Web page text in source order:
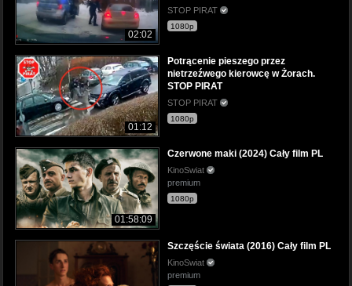
02:02
STOP PIRAT
1080p
01:12
Potrącenie pieszego przez
nietrzeźwego kierowcę w Żorach.
STOP PIRAT
STOP PIRAT
1080p
01:58:09
Czerwone maki (2024) Cały film PL
KinoSwiat
premium
1080p
Szczęście świata (2016) Cały film PL
KinoSwiat
premium